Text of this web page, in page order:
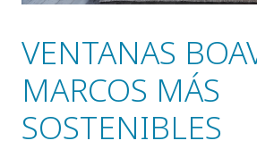
VENTANAS
MARCOS MÁS
SOSTENIBLES